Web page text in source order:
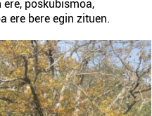
poskubismoa,
ere bere egin zituen.